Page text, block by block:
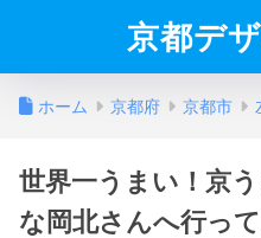
京都デ
ホーム 京都府 京都市
世界一うまい！京
な岡北さんへ行って